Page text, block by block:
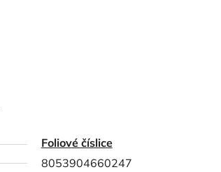
Foliové číslice
8053904660247